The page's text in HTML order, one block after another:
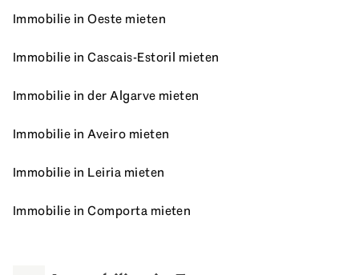
Immobilie in Oeste mieten
Immobilie in Cascais-Estoril mieten
Immobilie in der Algarve mieten
Immobilie in Aveiro mieten
Immobilie in Leiria mieten
Immobilie in Comporta mieten